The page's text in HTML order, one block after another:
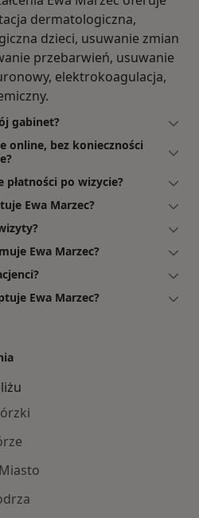
dermatologiczna,
dzieci, usuwanie zmian
przebarwień, usuwanie
elektrokoagulacja,
gabinet?
online, bez konieczności
płatności po wizycie?
Ewa Marzec?
Ewa Marzec?
Ewa Marzec?